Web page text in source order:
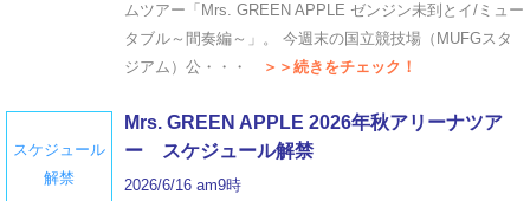
ムツアー「Mrs. GREEN APPLE ゼンジン未到とイ/ミュー
タブル～間奏編～」。 今週末の国立競技場（MUFGスタ
ジアム）公・・・
＞＞続きをチェック！
スケジュール
解禁
Mrs. GREEN APPLE 2026年秋アリーナツア
ー スケジュール解禁
2026/6/16 am9時